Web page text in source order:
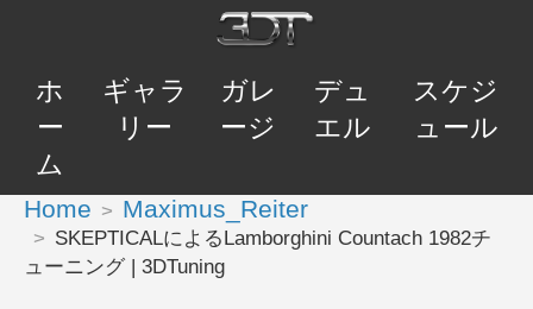
ホ
ー
ム
ギャラ
リー
ガレ
ージ
デュ
エル
スケジ
ュール
Home Maximus_Reiter
SKEPTICALによるLamborghini Countach 1982チ
ューニング | 3DTuning